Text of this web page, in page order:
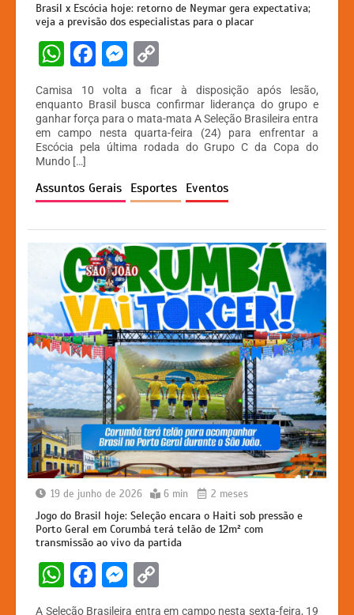
Brasil x Escócia hoje: retorno de Neymar gera expectativa;
veja a previsão dos especialistas para o placar
W
at
s
A
p
p
F
c
e
b
o
o
k
M
s
s
e
n
g
er
p
y
Li
n
k
Camisa 10 volta a ficar à disposição após lesão,
enquanto Brasil busca confirmar liderança do grupo e
ganhar força para o mata-mata A Seleção Brasileira entra
em campo nesta quarta-feira (24) para enfrentar a
Escócia pela última rodada do Grupo C da Copa do
Mundo […]
Assuntos Gerais Esportes Eventos
19 de junho de 2026 6 min 2 meses
Jogo do Brasil hoje: Seleção encara o Haiti sob pressão e
Porto Geral em Corumbá terá telão de 12m² com
transmissão ao vivo da partida
W
h
F
M
A Seleção Brasileira entra em campo nesta sexta-feira, 19